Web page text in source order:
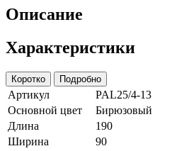
Описание
Характеристики
Коротко Подробно
Артикул
PAL25/4-13
Основной цвет
Бирюзовый
Длина
190
Ширина
90